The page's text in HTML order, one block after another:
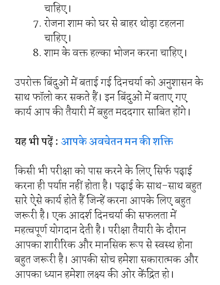
चाहिए।
रोजना शाम को घर से बाहर थोड़ा टहलना
चाहिए।
शाम के वक्त हल्का भोजन करना चाहिए।
उपरोक्त बिंदुओं में बताई गई दिनचर्या को अनुशासन के
साथ फॉलो कर सकते हैं। इन बिंदुओं में बताए गए
कार्य आप की तैयारी में बहुत मददगार साबित होंगे।
यह भी पढ़ें : आपके अवचेतन मन की शक्ति
किसी भी परीक्षा को पास करने के लिए सिर्फ पढ़ाई
करना ही पर्याप्त नहीं होता है। पढ़ाई के साथ-साथ बहुत
सारे ऐसे कार्य होते हैं जिन्हें करना आपके लिए बहुत
जरूरी है। एक आदर्श दिनचर्या की सफलता में
महत्वपूर्ण योगदान देती है। परीक्षा तैयारी के दौरान
आपका शारीरिक और मानसिक रूप से स्वस्थ होना
बहुत जरूरी है। आपकी सोच हमेशा सकारात्मक और
आपका ध्यान हमेशा लक्ष्य की ओर केंद्रित हो।